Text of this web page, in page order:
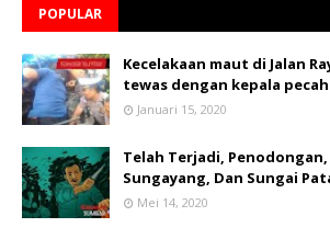
POPULAR
Kecelakaan maut di Jalan
tewas dengan kepala pecah
Januari 15, 2020
Telah Terjadi,
Sungayang, Dan Sungai
Mei 14, 2020